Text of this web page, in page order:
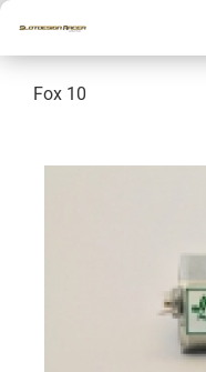
Fox 10